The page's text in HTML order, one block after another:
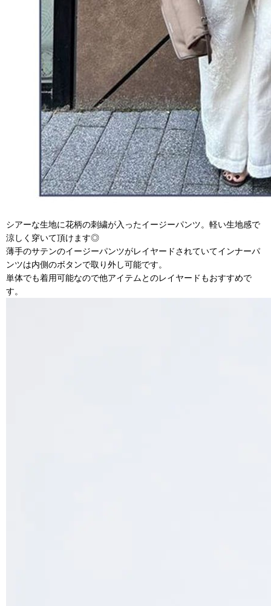
シアーな生地に花柄の刺繍が入ったイージーパンツ。軽い生地感で
涼しく穿いて頂けます◎
薄手のサテンのイージーパンツがレイヤードされていてインナーパ
ンツは内側のボタンで取り外し可能です。
単体でも着用可能なので他アイテムとのレイヤードもおすすめで
す。